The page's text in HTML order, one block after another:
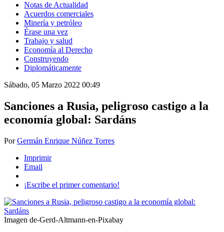
Notas de Actualidad
Acuerdos comerciales
Minería y petróleo
Érase una vez
Trabajo y salud
Economía al Derecho
Construyendo
Diplomáticamente
Sábado, 05 Marzo 2022 00:49
Sanciones a Rusia, peligroso castigo a la
economía global: Sardáns
PorGermán Enrique Núñez Torres
Imprimir
Email
¡Escribe el primer comentario!
Imagen de-Gerd-Altmann-en-Pixabay